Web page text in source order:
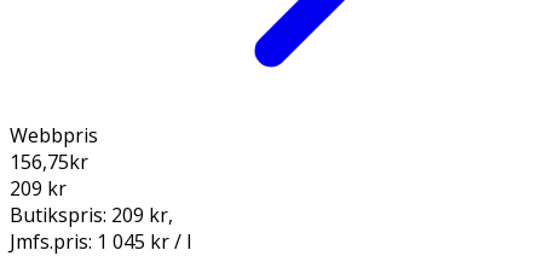
Webbpris
156,75kr
209 kr
Butikspris: 209 kr,
Jmfs.pris: 1 045 kr / l